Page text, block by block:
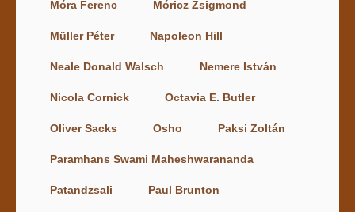
Móra Ferenc Móricz Zsigmond
Müller Péter Napoleon Hill
Neale Donald Walsch Nemere István
Nicola Cornick Octavia E. Butler
Oliver Sacks Osho Paksi Zoltán
Paramhans Swami Maheshwarananda
Patandzsali Paul Brunton